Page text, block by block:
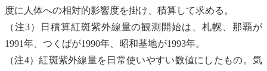
度に人体への相対的影響度を掛け、積算して求める。
（注3）日積算紅斑紫外線量の観測開始は、札幌、那覇が
1991年、つくばが1990年、昭和基地が1993年。
（注4）紅斑紫外線量を日常使いやすい数値にしたもの。気